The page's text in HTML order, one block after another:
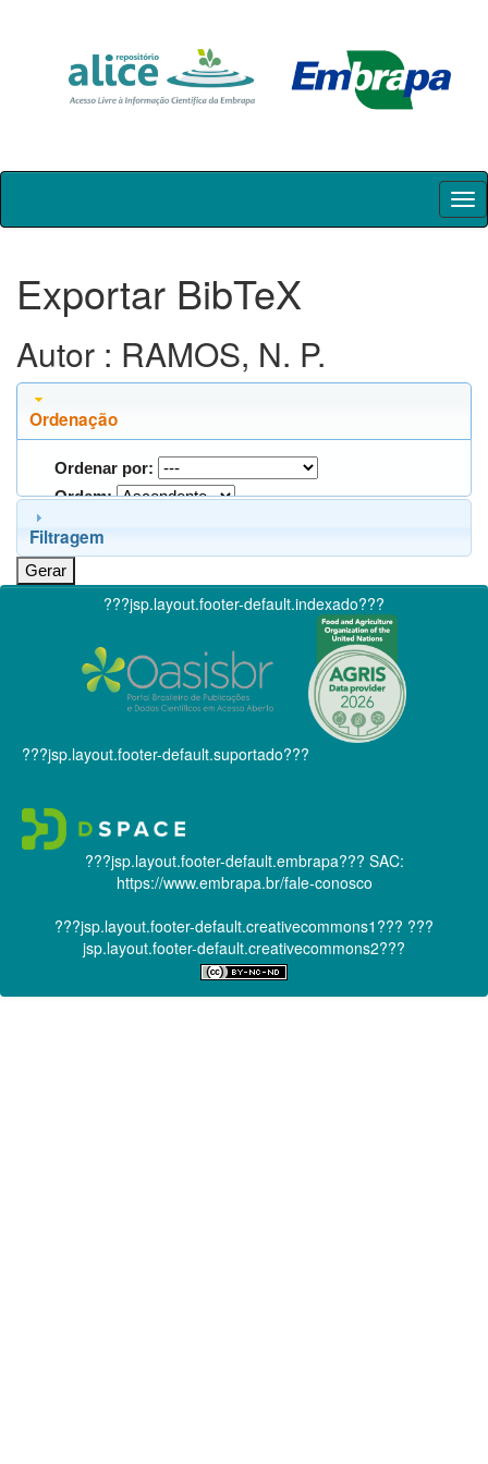
Skip
Exportar BibTeX
Autor : RAMOS, N. P.
Ordenação
Ordenar por:
Ordem:
Filtragem
???jsp.layout.footer-default.indexado???
???jsp.layout.footer-default.suportado???
???jsp.layout.footer-default.embrapa??? SAC:
https://www.embrapa.br/fale-conosco
???jsp.layout.footer-default.creativecommons1??? ???
jsp.layout.footer-default.creativecommons2???